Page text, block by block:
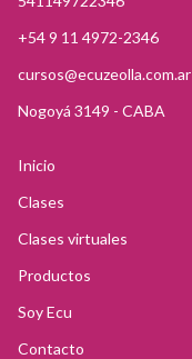
+54 9 11 4972-2346
cursos@ecuzeolla.com.ar
Nogoyá 3149 - CABA
Inicio
Clases
Clases virtuales
Productos
Soy Ecu
Contacto